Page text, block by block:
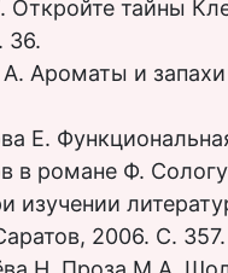
Откройте тайны
36.
А. Ароматы и
Е.
в романе Ф.
изучении
2006. С. 357.